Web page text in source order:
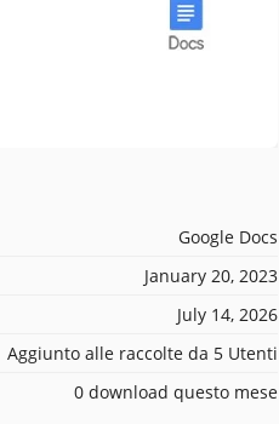
Google Docs
January 20, 2023
July 14, 2026
Aggiunto alle raccolte da 5 Utenti
0 download questo mese